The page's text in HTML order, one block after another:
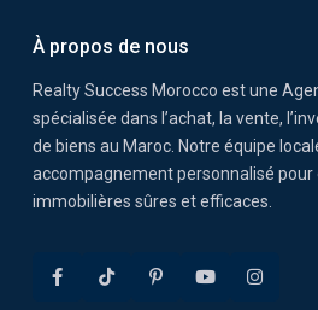
À propos de nous
Realty Success Morocco est une
spécialisée dans l’achat, la vente,
de biens au Maroc. Notre équipe
accompagnement personnalisé pour
immobilières sûres et efficaces.